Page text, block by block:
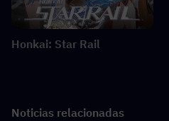
Honkai: Star Rail
Noticias relacionadas